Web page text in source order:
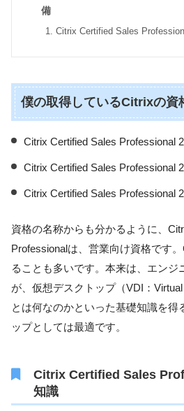
備
Citrix Certified Sales
僕の取得しているCitrixの資
Citrix Certified Sales Professional
Citrix Certified Sales Professional
Citrix Certified Sales Professional
資格の名称からも分かるように、
Professionalは、営業向け資格です
ることも多いです。本来は、エンジ
が、仮想デスクトップ（VDI：Virtual
とは何なのかといった基礎知識を得
ップとしては最適です。
Citrix Certified Sales
知識